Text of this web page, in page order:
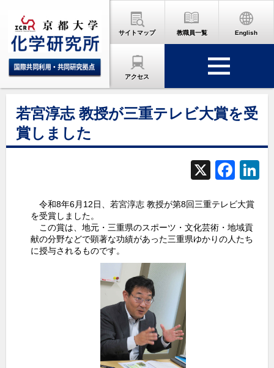
サイトマップ 教職員一覧 English
アクセス
若宮淳志 教授が三重テレビ大賞を受
賞しました
X
F
c
e
b
令和8年6月12日、若宮淳志 教授が第8回三重テレビ大賞
を受賞しました。
この賞は、地元・三重県のスポーツ・文化芸術・地域貢
献の分野などで顕著な功績があった三重県ゆかりの人たち
に授与されるものです。